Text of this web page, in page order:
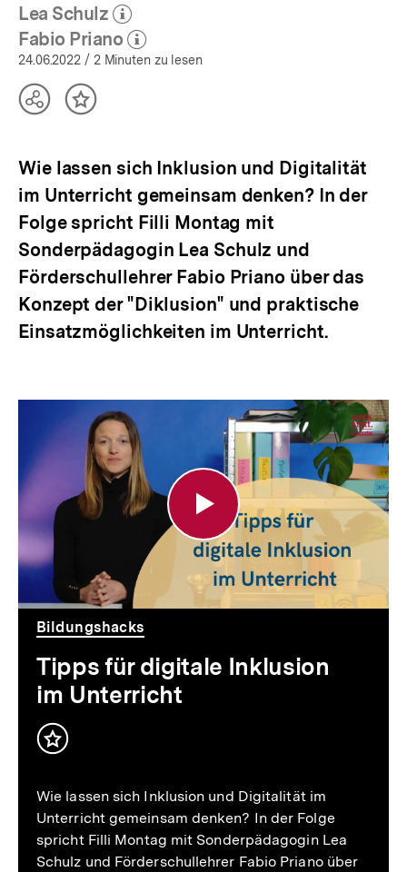
öffnen
Lea Schulz
(Mehr zum Autor)
öffnen
Fabio Priano
(Mehr zum Autor)
öffnen
24.06.2022 / 2 Minuten zu lesen
TeilenInhalt
Wie lassen sich Inklusion und Digitalität
im Unterricht gemeinsam denken? In der
Folge spricht Filli Montag mit
Sonderpädagogin Lea Schulz und
Förderschullehrer Fabio Priano über das
Konzept der "Diklusion" und praktische
Einsatzmöglichkeiten im Unterricht.
Tipps
für
digitale
Inklusion
im
Unterricht
Bildungshacks
Tipps für digitale Inklusion
im Unterricht
Inhalt
Wie lassen sich Inklusion und Digitalität im
Unterricht gemeinsam denken? In der Folge
spricht Filli Montag mit Sonderpädagogin Lea
Schulz und Förderschullehrer Fabio Priano über